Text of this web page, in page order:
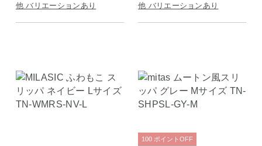
他 バリエーションあり
他 バリエーションあり
100 ポイント OFF